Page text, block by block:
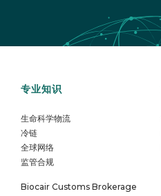
专业知识
生命科学物流
冷链
全球网络
监管合规
Biocair Customs Brokerage